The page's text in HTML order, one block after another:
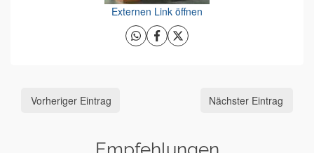
Externen Link öffnen
Vorheriger Eintrag Nächster Eintrag